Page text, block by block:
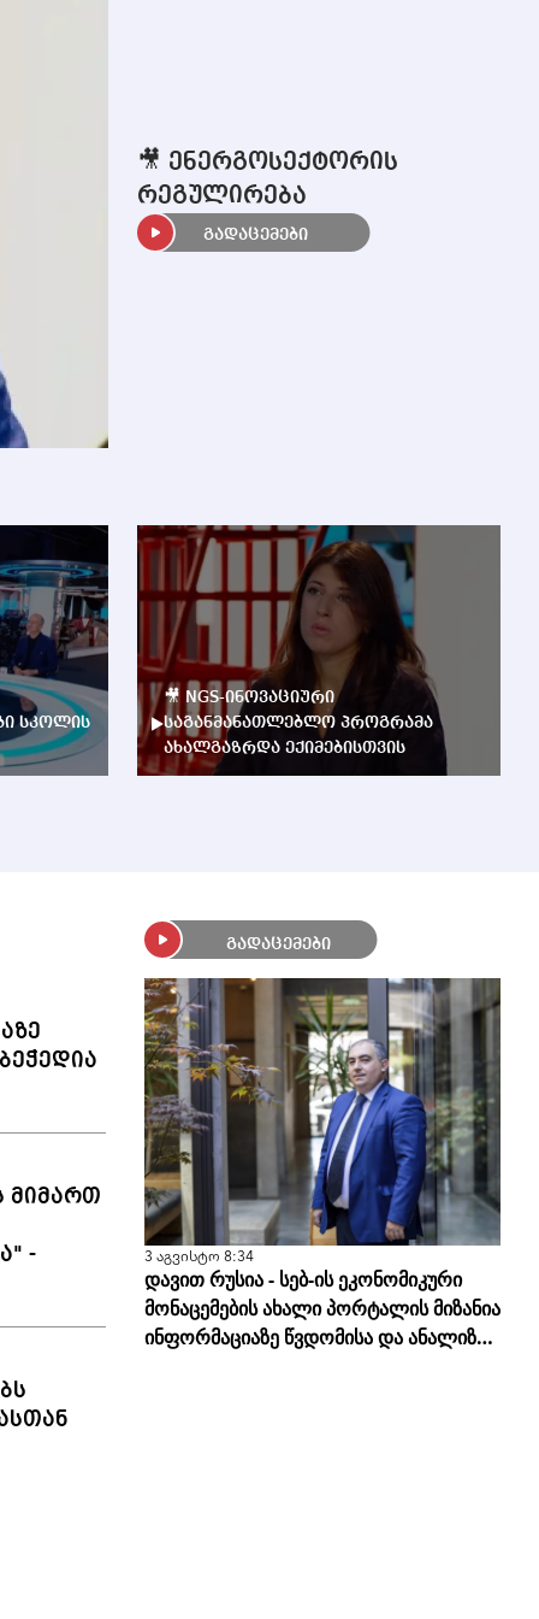
🎥 ენერგოსექტორის
რეგულირება
გადაცემები
სკოლის
🎥 NGS-ინოვაციური
საგანმანათლებლო პროგრამა
ახალგაზრდა ექიმებისთვის
მიმართ
-
გადაცემები
3 აგვისტო 8:34
დავით რუსია - სებ-ის ეკონომიკური
მონაცემების ახალი პორტალის მიზანია
ინფორმაციაზე წვდომისა და ანალიზის